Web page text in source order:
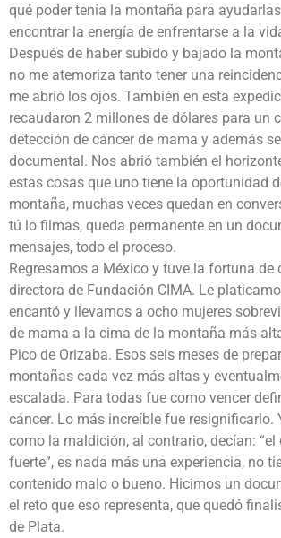
qué poder tenía la montaña para
encontrar la energía de enfrentarse a la
Después de haber subido y bajado la
no me atemoriza tanto tener una
me abrió los ojos. También en esta
recaudaron 2 millones de dólares para un
detección de cáncer de mama y además
documental. Nos abrió también el
estas cosas que uno tiene la oportunidad
montaña, muchas veces quedan en
tú lo filmas, queda permanente en un
mensajes, todo el proceso.
Regresamos a México y tuve la fortuna de
directora de Fundación CIMA. Le
encantó y llevamos a ocho mujeres
de mama a la cima de la montaña más
Pico de Orizaba. Esos seis meses de
montañas cada vez más altas y
escalada. Para todas fue como vencer
cáncer. Lo más increíble fue resignificarlo.
como la maldición, al contrario, decían: “el
fuerte”, es nada más una experiencia, no
contenido malo o bueno. Hicimos un
el reto que eso representa, que quedó
de Plata.